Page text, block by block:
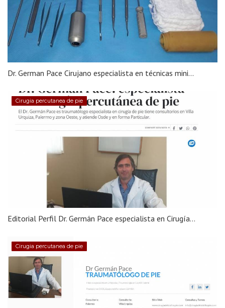
Dr. German Pace Cirujano especialista en técnicas mini...
Cirugia percutanea de pie
Editorial Perfil Dr. Germán Pace especialista en Cirugía...
Cirugia percutanea de pie